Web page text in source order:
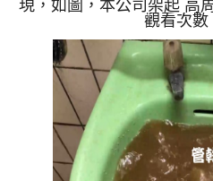
現，如圖，本公司架起 高
檬酸 至管路裡面，等了約
啟動 脈衝 模式，一洗水管
久變成黃色髒水，如下圖
路清洗乾淨出水量也變大
老化，會產生鐵鏽跟泥沙
啡色，地下水含有氧化錳
洗出來的水會跟石油一樣
因為裡面有
觀看次數